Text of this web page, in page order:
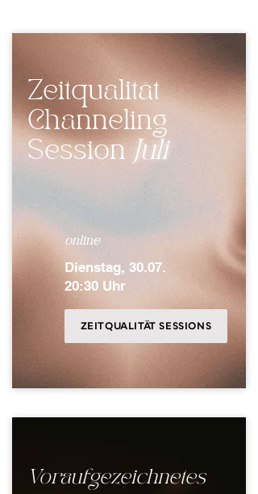
Zeitqualität
Channeling
Session Juli
online
Dienstag, 30.07.
20:30 Uhr
ZEITQUALITÄT SESSIONS
Voraufgezeichnetes